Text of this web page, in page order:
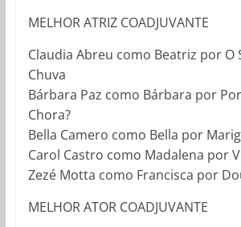
MELHOR ATRIZ COADJUVANTE
Claudia Abreu como Beatriz por O
Chuva
Bárbara Paz como Bárbara por
Chora?
Bella Camero como Bella por
Carol Castro como Madalena por
Zezé Motta como Francisca por
MELHOR ATOR COADJUVANTE